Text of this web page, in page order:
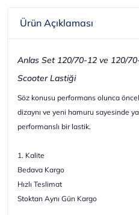
Ürün Açıklaması
Anlas Set 120/70-12 ve 120/
Scooter Lastiği
Söz konusu performans olunca
dizaynı ve yeni hamuru sayesinde
performanslı bir lastik.
1. Kalite
Bedava Kargo
Hızlı Teslimat
Stoktan Aynı Gün Kargo